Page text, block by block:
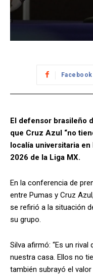
Facebook
El defensor brasileño
que Cruz Azul “no
localía universitaria
2026 de la Liga MX.
En la conferencia de
entre Pumas y Cruz
se refirió a la situación
su grupo.
Silva afirmó: “Es un
nuestra casa. Ellos no
también subrayó el